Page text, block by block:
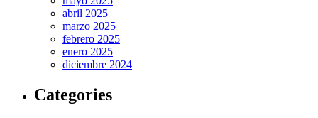
abril 2025
marzo 2025
febrero 2025
enero 2025
diciembre 2024
Categories